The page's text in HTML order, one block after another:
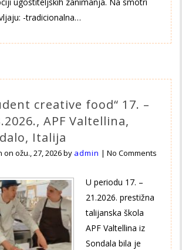
-tradicionalna…
creative food“ 17. –
APF Valtellina,
Italija
onožu., 27, 2026by admin |No Comments
U periodu 17. –
21.2026. prestižna
talijanska škola
APF Valtellina iz
Sondala bila je